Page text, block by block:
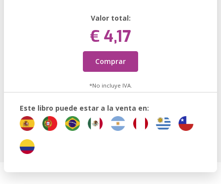
Valor total:
€ 4,17
Comprar
*No incluye IVA.
Este libro puede estar a la venta en: